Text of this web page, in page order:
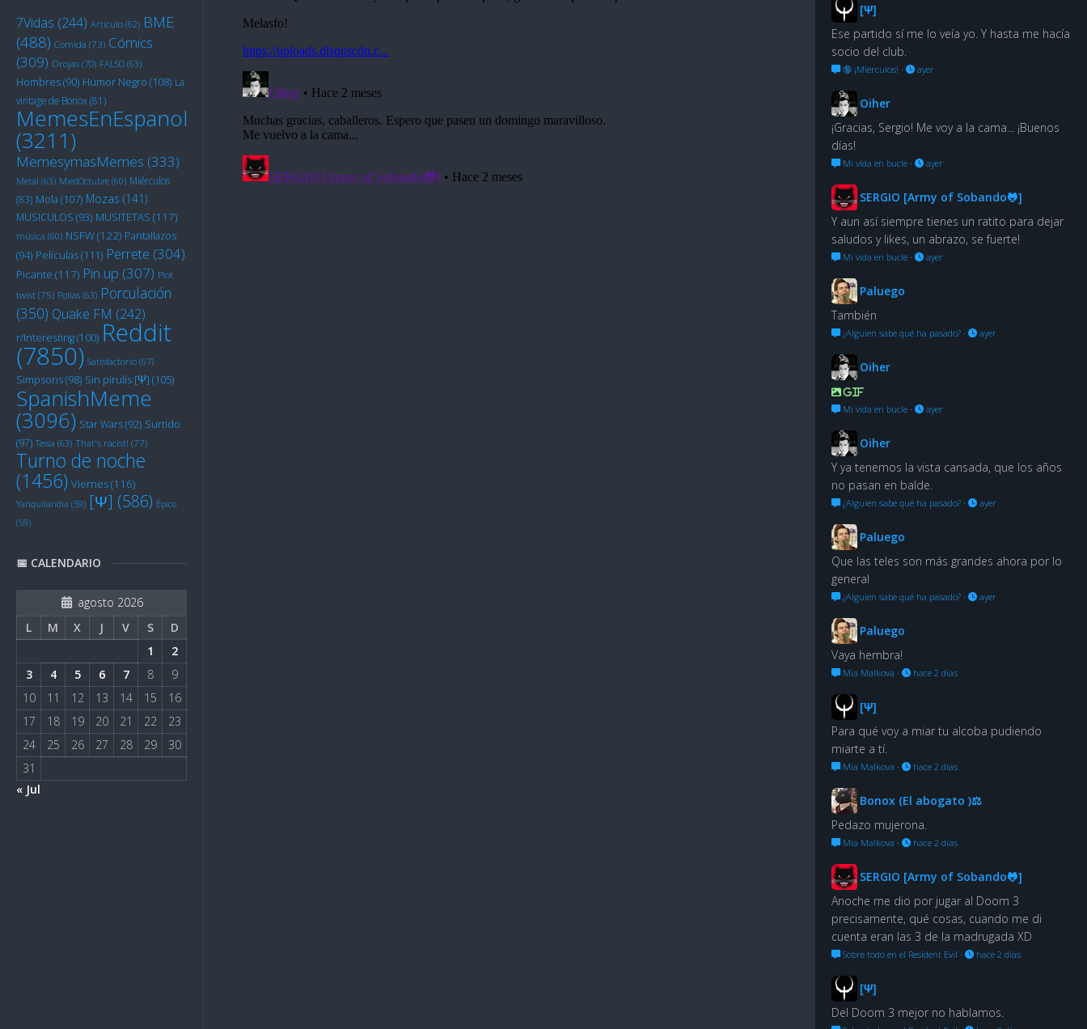
7Vidas (244) Artículo (62) BME
(488) Comida (73) Cómics
(309) Drojas (70) FALSO (63)
Hombres(90) Humor Negro (108) La
vintage de Bonox(81)
MemesEnEspanol
(3211)
MemesymasMemes (333)
Metal (63) MiedOctubre (60) Miérculos
(83) Mola (107) Mozas (141)
MUSICULOS (93) MUSITETAS (117)
música (60) NSFW(122) Pantallazos
(94) Películas(111) Perrete (304)
Picante (117) Pin up (307) Plot
twist (75) Pollas (63) Porculación
(350) Quake FM (242)
r/Interesting(100) Reddit
(7850) Satisfactorio (67)
Simpsons(98) Sin pirulís [Ψ] (105)
SpanishMeme
(3096) Star Wars(92) Surtido
(97) Tessa (63) That's racist! (77)
Turno de noche
(1456) Viernes(116)
Yanquilandia (59) [Ψ] (586) Épico
(59)
📅 CALENDARIO
agosto 2026
L
M X J V S
D
1
2
3
4 5 6 7 8
9
10
11 12 13 14 15
16
17
18 19 20 21 22
23
24
25 26 27 28 29
30
31
« Jul
[Ψ]
Ese partido sí me lo veía yo. Y hasta me hacía
socio del club.
🔞 ¡Miérculos! · ayer
Oiher
¡Gracias, Sergio! Me voy a la cama... ¡Buenos
días!
Mi vida en bucle · ayer
SERGIO [Army of Sobando🐸]
Y aun así siempre tienes un ratito para dejar
saludos y likes, un abrazo, se fuerte!
Mi vida en bucle · ayer
Paluego
También
¿Alguien sabe qué ha pasado? · ayer
Oiher
GIF
Mi vida en bucle · ayer
Oiher
Y ya tenemos la vista cansada, que los años
no pasan en balde.
¿Alguien sabe qué ha pasado? · ayer
Paluego
Que las teles son más grandes ahora por lo
general
¿Alguien sabe qué ha pasado? · ayer
Paluego
Vaya hembra!
Mia Malkova · hace 2 días
[Ψ]
Para qué voy a miar tu alcoba pudiendo
miarte a tí.
Mia Malkova · hace 2 días
Bonox (El abogato )⚖
Pedazo mujerona.
Mia Malkova · hace 2 días
SERGIO [Army of Sobando🐸]
Anoche me dio por jugar al Doom 3
precisamente, qué cosas, cuando me di
cuenta eran las 3 de la madrugada XD
Sobre todo en el Resident Evil · hace 2 días
[Ψ]
Del Doom 3 mejor no hablamos.